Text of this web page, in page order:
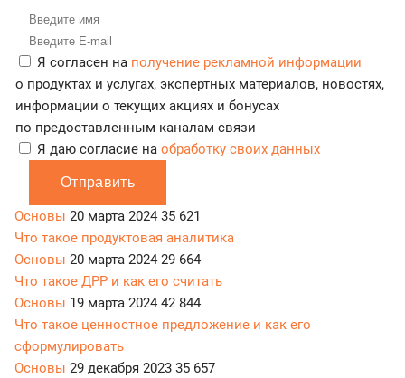
Я согласен на получение рекламной информации
о продуктах и услугах, экспертных материалов, новостях,
информации о текущих акциях и бонусах
по предоставленным каналам связи
Я даю согласие на обработку своих данных
Отправить
Основы 20 марта 2024 35 621
Что такое продуктовая аналитика
Основы 20 марта 2024 29 664
Что такое ДРР и как его считать
Основы 19 марта 2024 42 844
Что такое ценностное предложение и как его
сформулировать
Основы 29 декабря 2023 35 657